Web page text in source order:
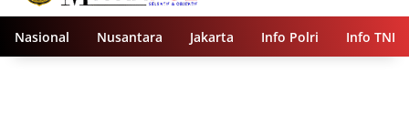
Nasional Nusantara Jakarta Info Polri Info TNI